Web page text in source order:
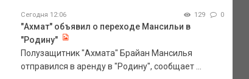
Сегодня 12:06 129 0
"Ахмат" объявил о переходе Мансильи в
"Родину"
Полузащитник "Ахмата" Брайан Мансилья
отправился в аренду в "Родину", сообщает ...